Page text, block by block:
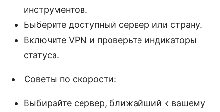
инструментов.
Выберите доступный сервер или страну.
Включите VPN и проверьте индикаторы
статуса.
Советы по скорости:
Выбирайте сервер, ближайший к вашему